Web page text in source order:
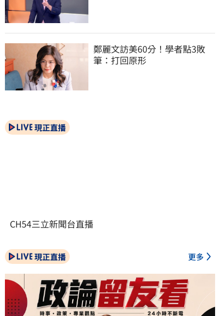
鄭麗文訪美60分！學者點3敗
筆：打回原形
現正直播
CH54三立新聞台直播
現正直播 更多